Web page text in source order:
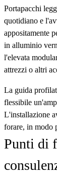
Portapacchi
quotidiano e
appositamente
in alluminio
l'elevata
attrezzi o altri
La guida
flessibile
L'installazione
forare, in modo
Punti di